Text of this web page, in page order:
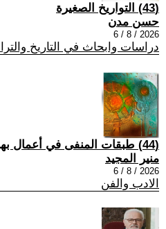
(43) التواريخ الصغيرة
حسن مدن
2026 / 8 / 6
دراسات وابحاث في التاريخ
(44) طبقات المنفى في أعمال بهرم حاجو
منير المجيد
2026 / 8 / 6
الادب والفن